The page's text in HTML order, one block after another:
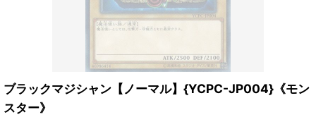
ブラックマジシャン【ノーマル】{YCPC-JP004}《モン
スター》